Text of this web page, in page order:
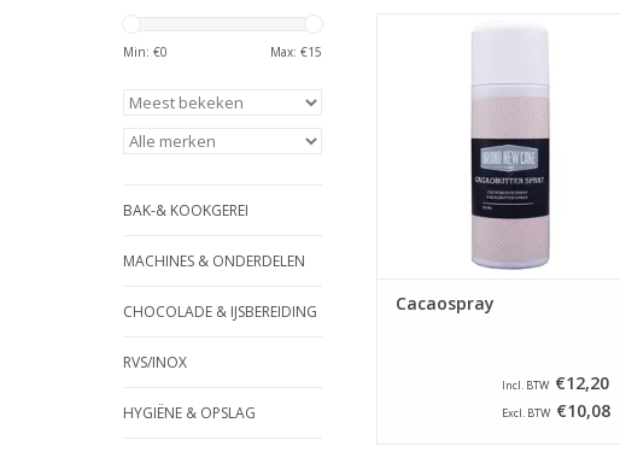
Min: €0 Max: €15
BAK-& KOOKGEREI
MACHINES & ONDERDELEN
CHOCOLADE & IJSBEREIDING
RVS/INOX
HYGIËNE & OPSLAG
De Cacaoboter Spray van Brand
glanzende uitstraling te geven en
fondant te beschermen tegen
uitdroging. Deze spray is ook
ideaal om je eetbare print op
icing of fros
TOEVOEGEN AAN WINKELWAGEN
Cacaospray
Incl. BTW €12,20
Excl. BTW €10,08